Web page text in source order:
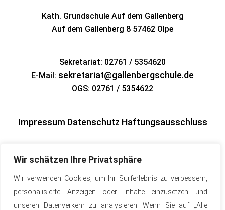
Wir schätzen Ihre Privatsphäre
Wir verwenden Cookies, um Ihr Surferlebnis zu verbessern,
personalisierte Anzeigen oder Inhalte einzusetzen und
unseren Datenverkehr zu analysieren. Wenn Sie auf „Alle
Kath. Grundschule Auf dem Gallenberg
Auf dem Gallenberg 8 57462 Olpe
Sekretariat: 02761 / 5354620
E-Mail: sekretariat@gallenbergschule.de
OGS: 02761 / 5354622
Impressum Datenschutz Haftungsausschluss